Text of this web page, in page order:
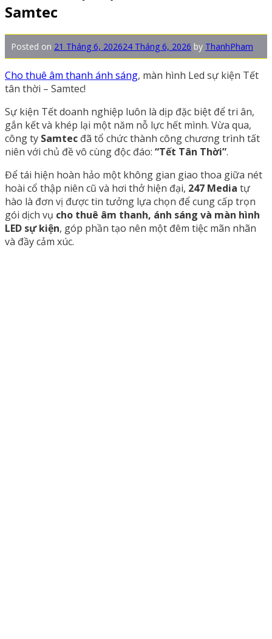
Samtec
Posted on 21 Tháng 6, 202624 Tháng 6, 2026 by ThanhPham
Cho thuê âm thanh ánh sáng, màn hình Led sự kiện Tết
tân thời – Samtec!
Sự kiện Tết doanh nghiệp luôn là dịp đặc biệt để tri ân,
gắn kết và khép lại một năm nỗ lực hết mình. Vừa qua,
công ty Samtec đã tổ chức thành công chương trình tất
niên với chủ đề vô cùng độc đáo: “Tết Tân Thời”.
Để tái hiện hoàn hảo một không gian giao thoa giữa nét
hoài cổ thập niên cũ và hơi thở hiện đại, 247 Media tự
hào là đơn vị được tin tưởng lựa chọn để cung cấp trọn
gói dịch vụ cho thuê âm thanh, ánh sáng và màn hình
LED sự kiện, góp phần tạo nên một đêm tiệc mãn nhãn
và đầy cảm xúc.